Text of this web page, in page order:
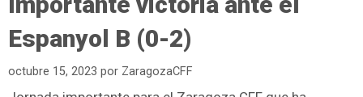
Espanyol B (0-2)
octubre 15, 2023 por ZaragozaCFF